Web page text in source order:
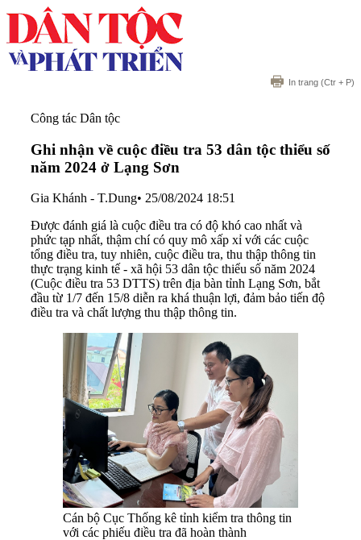
In trang (Ctr + P)
Công tác Dân tộc
Ghi nhận về cuộc điều tra 53 dân tộc thiểu số
năm 2024 ở Lạng Sơn
Gia Khánh - T.Dung• 25/08/2024 18:51
Được đánh giá là cuộc điều tra có độ khó cao nhất và
phức tạp nhất, thậm chí có quy mô xấp xỉ với các cuộc
tổng điều tra, tuy nhiên, cuộc điều tra, thu thập thông tin
thực trạng kinh tế - xã hội 53 dân tộc thiểu số năm 2024
(Cuộc điều tra 53 DTTS) trên địa bàn tỉnh Lạng Sơn, bắt
đầu từ 1/7 đến 15/8 diễn ra khá thuận lợi, đảm bảo tiến độ
điều tra và chất lượng thu thập thông tin.
Cán bộ Cục Thống kê tỉnh kiểm tra thông tin
với các phiếu điều tra đã hoàn thành